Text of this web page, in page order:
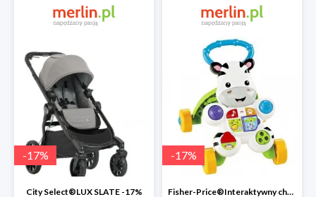
-17%
City Select®LUX SLATE -17%
-17%
Fisher-Price®Interaktywny chodzik Zebra -17%